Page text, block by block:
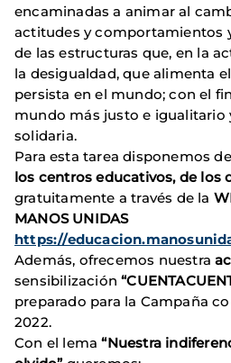
encaminadas a animar al
actitudes y comportamientos
de las estructuras que, en la
la desigualdad, que alimenta
persista en el mundo; con el
mundo más justo e igualitario
solidaria.
Para esta tarea disponemos de
los centros educativos, de los
gratuitamente a través de la
MANOS UNIDAS
https://
Además, ofrecemos nuestra
sensibilización
preparado para la Campaña
2022.
Con el lema“Nuestra